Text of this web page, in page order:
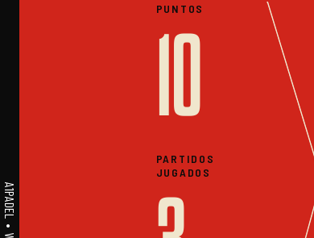
PUNTOS
10
PARTIDOS
JUGADOS